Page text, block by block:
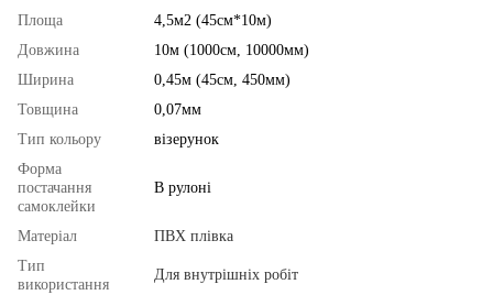
Площа
4,5м2 (45см*10м)
Довжина
10м (1000см, 10000мм)
Ширина
0,45м (45см, 450мм)
Товщина
0,07мм
Тип кольору
візерунок
Форма
постачання
самоклейки
В рулоні
Матеріал
ПВХ плівка
Тип
використання
Для внутрішніх робіт